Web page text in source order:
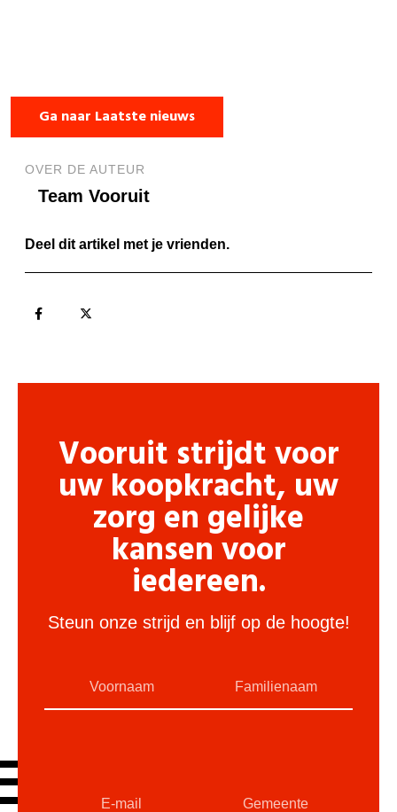
Ga naar Laatste nieuws
OVER DE AUTEUR
Team Vooruit
Deel dit artikel met je vrienden.
Vooruit strijdt voor
uw koopkracht, uw
zorg en gelijke
kansen voor
iedereen.
Steun onze strijd en blijf op de hoogte!